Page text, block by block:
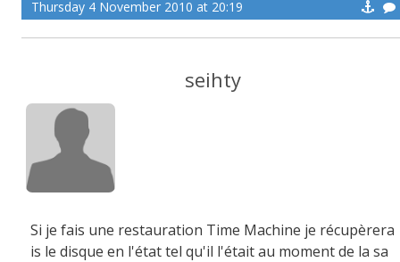
Thursday 4 November 2010 at 20:19
seihty
Si je fais une restauration Time Machine je récupèrera
is le disque en l'état tel qu'il l'était au moment de la sa